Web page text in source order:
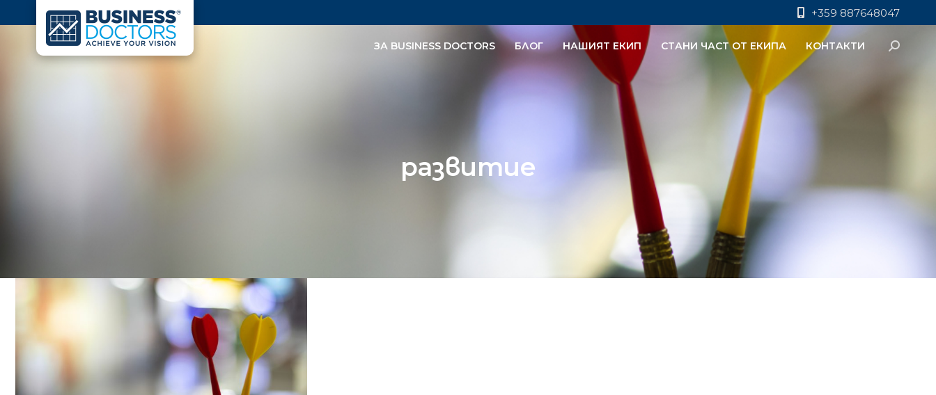
+359 887648047
ЗА BUSINESS DOCTORS БЛОГ НАШИЯТ ЕКИП СТАНИ ЧАСТ ОТ ЕКИПА КОНТАКТИ
развитие